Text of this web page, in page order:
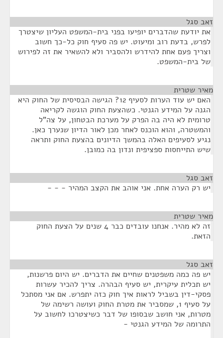
זאב סגל
את יודעת שהדברים יופיעו בפני בית-המשפט העליון שיצטרך
לפרש, בדעת רוב ומיעוט. יש פה סעיף חוק כל-כך חשוב
וצריך פעם אחת להידרש ולהסביר ולא להשאיר את זה לפירוש
של בית-המשפט.
מאיר שטרית
האם יש עוד הערות לסעיף 12? הגישה הבסיסית של החוק היא
הגנה על המידע הגנטי. כשהצעת החוק הוגשה לקריאה
טרומית לא היה בה הפרק על מערכת הבטחון, על צה"ל
והמשטרה, והוא הוכנס לאחר מכן לאור הדיון שנערך כאן.
נגיע לסעיפים האלה בהמשך הדיונים בהצעת החוק ותראה
שיש התייחסות ספציפית ונדון בה כמובן.
זאב סגל
יש רק הערה אחת. אני אוהב את הקצב המהיר - - -
מאיר שטרית
זה לא מהיר. אנחנו עובדים כבר 4 שנים על הצעת החוק
הזאת.
זאב סגל
יש פה כמה משפטנים שחיים את הדברים. יש היום פרשנות,
יש תכלית עיקרית, יש סעיף הבהרה. צריך להכיר עשרות
פסקי-דין בשביל לראות איך חוק כזה יתפרש. אם אני מסתכל
על סעיף 1, שמסביר את מטרת החוק ועושה רשימה של
מטרות, אני חושב שבסופו של דבר כשיצטרכו לחשוב על
התרומה של המידע הגנטי -